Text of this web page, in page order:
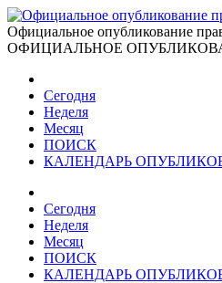
Официальное опубликование
ОФИЦИАЛЬНОЕ
Сегодня
Неделя
Месяц
ПОИСК
КАЛЕНДАРЬ
Сегодня
Неделя
Месяц
ПОИСК
КАЛЕНДАРЬ